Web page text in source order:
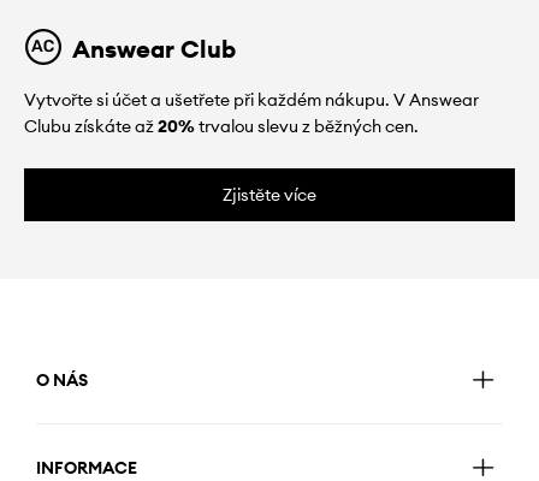
Answear Club
Vytvořte si účet a ušetřete při každém nákupu. V Answear
Clubu získáte až20%trvalou slevu z běžných cen.
Zjistěte více
O NÁS
INFORMACE